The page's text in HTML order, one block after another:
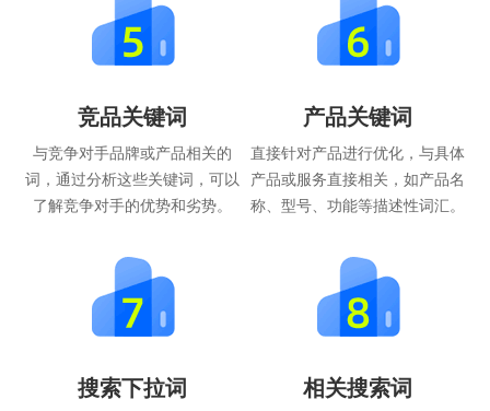
竞品关键词
与竞争对手品牌或产品相关的
词，通过分析这些关键词，可以
了解竞争对手的优势和劣势。
产品关键词
直接针对产品进行优化，与具体
产品或服务直接相关，如产品名
称、型号、功能等描述性词汇。
搜索下拉词 相关搜索词